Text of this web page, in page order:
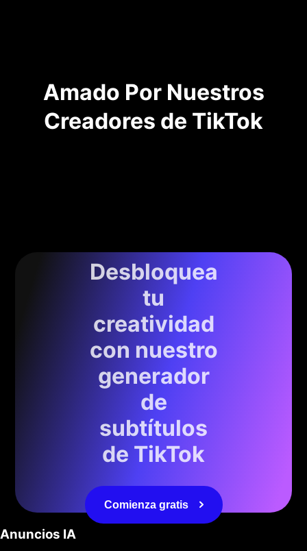
Amado Por Nuestros
Creadores de TikTok
Desbloquea
tu
creatividad
con nuestro
generador
de
subtítulos
de TikTok
Comienza gratis
Anuncios IA